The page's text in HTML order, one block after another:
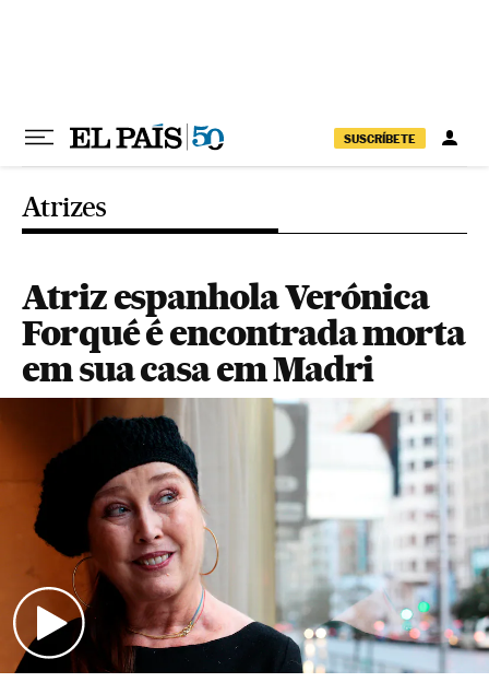
SUSCRÍBETE
Atrizes
Atriz espanhola Verónica
Forqué é encontrada morta
em sua casa em Madri